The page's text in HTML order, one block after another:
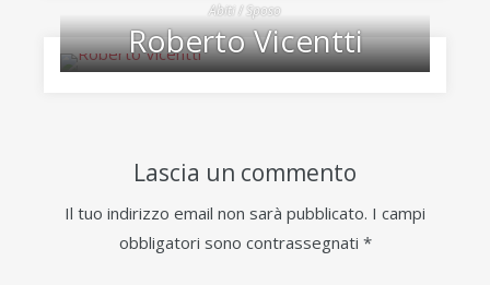
Abiti/ Sposo
Roberto Vicentti
Lascia un commento
Il tuo indirizzo email non sarà pubblicato. I campi
obbligatori sono contrassegnati *